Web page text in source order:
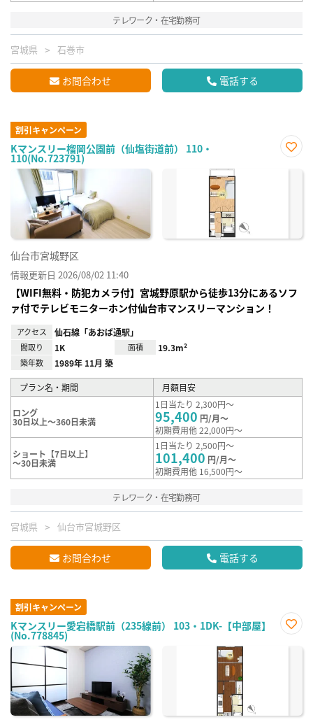
テレワーク・在宅勤務可
宮城県 石巻市
お問合わせ 電話する
割引キャンペーン
Kマンスリー榴岡公園前（仙塩街道前） 110・
110(No.723791)
に入
仙台市宮城野区
情報更新日 2026/08/02 11:40
【WIFI無料・防犯カメラ付】宮城野原駅から徒歩13分にあるソフ
ァ付でテレビモニターホン付仙台市マンスリーマンション！
アクセス 仙石線「あおば通駅」
間取り 1K 面積 19.3m²
築年数 1989年 11月 築
プラン名・期間 月額目安
ロング
30日以上～360日未満
1日当たり 2,300円～
95,400 円/月～
初期費用他 22,000円～
ショート【7日以上】
～30日未満
1日当たり 2,500円～
101,400 円/月～
初期費用他 16,500円～
テレワーク・在宅勤務可
宮城県 仙台市宮城野区
お問合わせ 電話する
割引キャンペーン
Kマンスリー愛宕橋駅前（235線前） 103・1DK-【中部屋】
(No.778845)
に入